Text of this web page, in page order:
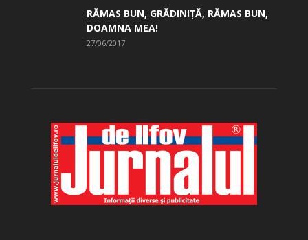
RĂMAS BUN, GRĂDINIŢĂ, ­RĂMAS BUN,
DOAMNA MEA!
27/06/2017